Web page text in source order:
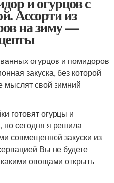
Ассорти из
на зиму —
огурцов и помидоров
закуска, без которой
мыслят свой зимний
готовят огурцы и
но сегодня я решила
совмещенной закуски из
Вы не будете
овощами открыть